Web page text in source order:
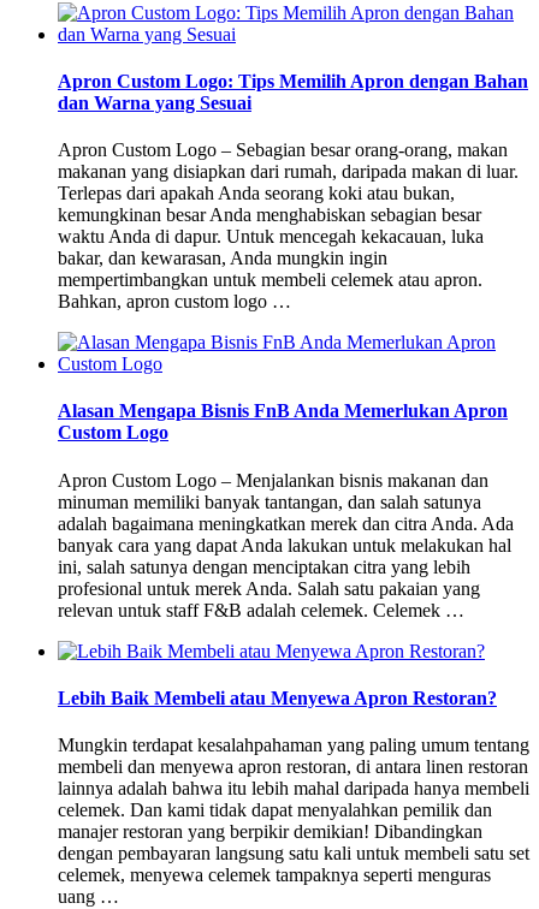
Apron Custom Logo: Tips Memilih Apron dengan Bahan
dan Warna yang Sesuai
Apron Custom Logo – Sebagian besar orang-orang, makan
makanan yang disiapkan dari rumah, daripada makan di luar.
Terlepas dari apakah Anda seorang koki atau bukan,
kemungkinan besar Anda menghabiskan sebagian besar
waktu Anda di dapur. Untuk mencegah kekacauan, luka
bakar, dan kewarasan, Anda mungkin ingin
mempertimbangkan untuk membeli celemek atau apron.
Bahkan, apron custom logo …
Alasan Mengapa Bisnis FnB Anda Memerlukan Apron
Custom Logo
Apron Custom Logo – Menjalankan bisnis makanan dan
minuman memiliki banyak tantangan, dan salah satunya
adalah bagaimana meningkatkan merek dan citra Anda. Ada
banyak cara yang dapat Anda lakukan untuk melakukan hal
ini, salah satunya dengan menciptakan citra yang lebih
profesional untuk merek Anda. Salah satu pakaian yang
relevan untuk staff F&B adalah celemek. Celemek …
Lebih Baik Membeli atau Menyewa Apron Restoran?
Mungkin terdapat kesalahpahaman yang paling umum tentang
membeli dan menyewa apron restoran, di antara linen restoran
lainnya adalah bahwa itu lebih mahal daripada hanya membeli
celemek. Dan kami tidak dapat menyalahkan pemilik dan
manajer restoran yang berpikir demikian! Dibandingkan
dengan pembayaran langsung satu kali untuk membeli satu set
celemek, menyewa celemek tampaknya seperti menguras
uang …